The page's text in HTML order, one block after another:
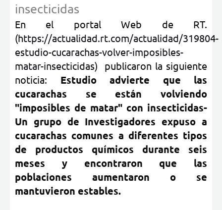
insecticidas
En el portal Web de RT.
(https://actualidad.rt.com/actualidad/319804-
estudio-cucarachas-volver-imposibles-
matar-insecticidas) publicaron la siguiente
noticia: Estudio advierte que las
cucarachas se están volviendo
"imposibles de matar" con insecticidas-
Un grupo de Investigadores expuso a
cucarachas comunes a diferentes tipos
de productos químicos durante seis
meses y encontraron que las
poblaciones aumentaron o se
mantuvieron estables.